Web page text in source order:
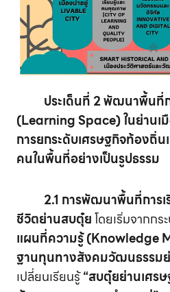
ประเด็นที่ 2 พัฒนาพื้นที่
(Learning Space)ในย่าน
การยกระดับเศรษฐกิจท้องถิ่
คนในพื้นที่อย่างเป็นรูปธรรม
2.1 การพัฒนาพื้นที่การเ
ชีวิตย่านสบตุ๋ยโดยเริ่มจากกร
แผนที่ความรู้ (Knowledge
ฐานทุนทางสังคมวัฒนธรรม
เปลี่ยนเรียนรู้“สบตุ๋ยย่านเศร